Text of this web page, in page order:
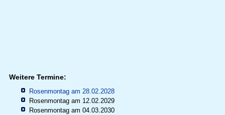
Weitere Termine:
Rosenmontag am 28.02.2028
Rosenmontag am 12.02.2029
Rosenmontag am 04.03.2030